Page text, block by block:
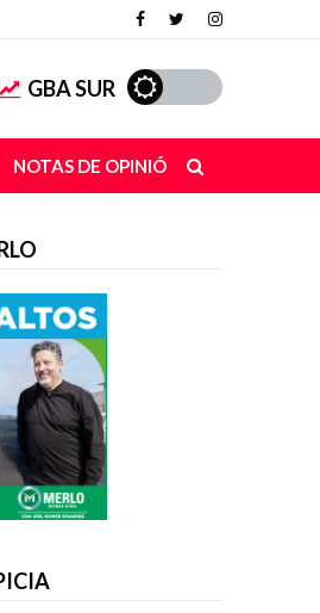
GBA SUR
NOTAS DE OPINIÓN